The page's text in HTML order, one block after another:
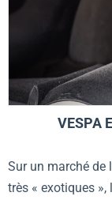
VESPA
Sur un marché de
très « exotiques